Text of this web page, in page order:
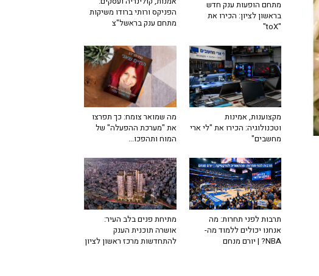
הפניקס ורותי ברודו משיקות
מתחם ענק בראשל"צ
מתחם הופעות ענק חדש
בראשון לציון: הכירו את
"toX"
מה שמואר צומח: כך תפרצו
את "מערכת ההפעלה" של
המוח ותהפכו...
מקצוענות, אמינות
וטכנולוגיה: הכירו את "לי ארי
מחשבים"
מתיחת פנים בלב העיר:
אושרה תוכנית הענק
להתחדשות מרכז ראשון לציון
תרבות לפני תחרות: מה
אנחנו יכולים ללמוד מה-
NBA? | יורם מנחם